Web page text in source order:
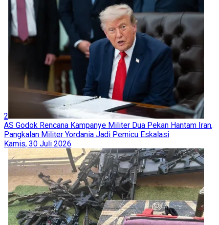
2
AS Godok Rencana Kampanye Militer Dua Pekan Hantam Iran,
Pangkalan Militer Yordania Jadi Pemicu Eskalasi
Kamis, 30 Juli 2026